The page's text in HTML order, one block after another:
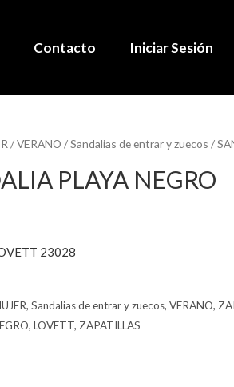
Contacto Iniciar Sesión
/VERANO /Sandalias de entrar y zuecos /
PLAYA NEGRO
23028
, Sandalias de entrar y zuecos, VERANO,
, LOVETT, ZAPATILLAS